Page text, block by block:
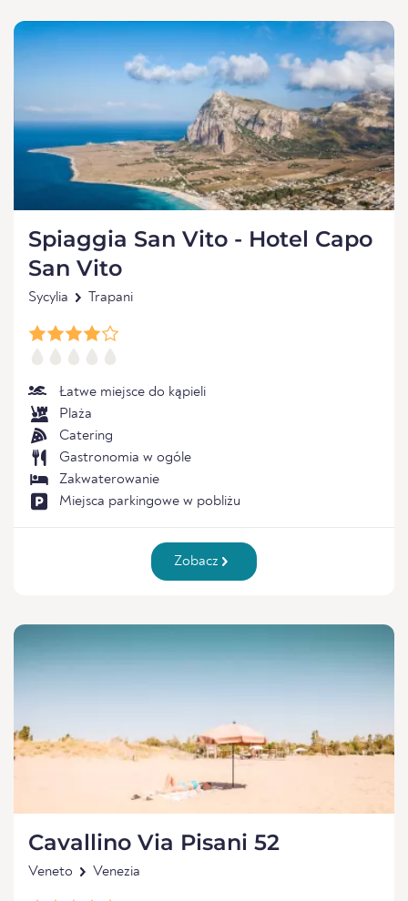
Spiaggia San Vito - Hotel Capo
San Vito
Sycylia Trapani
Łatwe miejsce do kąpieli
Plaża
Catering
Gastronomia w ogóle
Zakwaterowanie
Miejsca parkingowe w pobliżu
Zobacz
Cavallino Via Pisani 52
Veneto Venezia